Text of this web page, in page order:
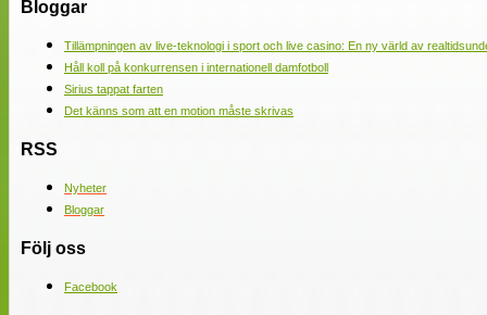
Bloggar
Tillämpningen av live-teknologi i sport och live casino: En ny värld av
Håll koll på konkurrensen i internationell damfotboll
Sirius tappat farten
Det känns som att en motion måste skrivas
RSS
Nyheter
Bloggar
Följ oss
Facebook